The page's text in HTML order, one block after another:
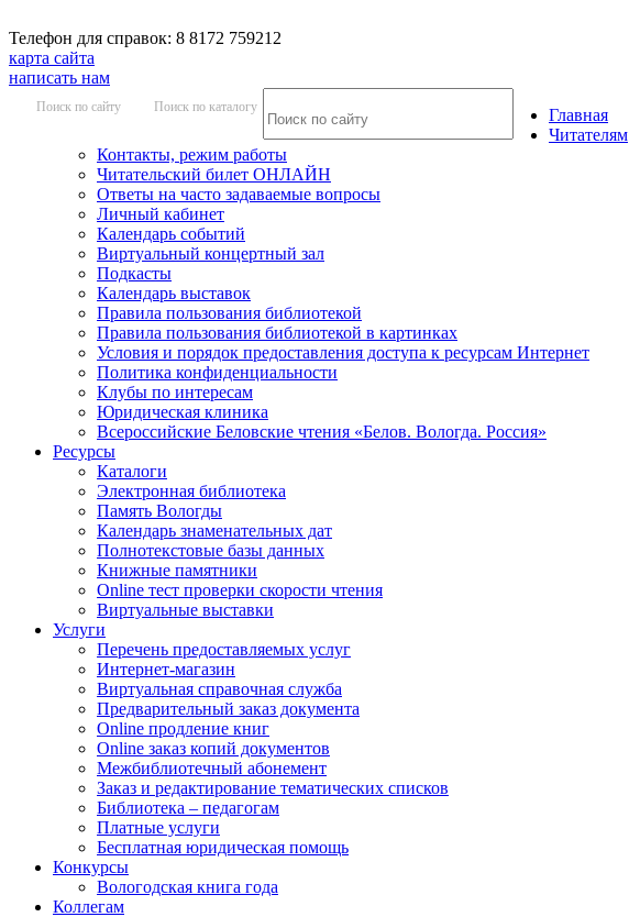
Телефон для справок: 8 8172 759212
карта сайта
написать нам
Поиск по сайту Поиск по каталогу
Главная
Читателям
Контакты, режим работы
Читательский билет ОНЛАЙН
Ответы на часто задаваемые вопросы
Личный кабинет
Календарь событий
Виртуальный концертный зал
Подкасты
Календарь выставок
Правила пользования библиотекой
Правила пользования библиотекой в картинках
Условия и порядок предоставления доступа к ресурсам Интернет
Политика конфиденциальности
Клубы по интересам
Юридическая клиника
Всероссийские Беловские чтения «Белов. Вологда. Россия»
Ресурсы
Каталоги
Электронная библиотека
Память Вологды
Календарь знаменательных дат
Полнотекстовые базы данных
Книжные памятники
Online тест проверки скорости чтения
Виртуальные выставки
Услуги
Перечень предоставляемых услуг
Интернет-магазин
Виртуальная справочная служба
Предварительный заказ документа
Online продление книг
Online заказ копий документов
Межбиблиотечный абонемент
Заказ и редактирование тематических списков
Библиотека – педагогам
Платные услуги
Бесплатная юридическая помощь
Конкурсы
Вологодская книга года
Коллегам